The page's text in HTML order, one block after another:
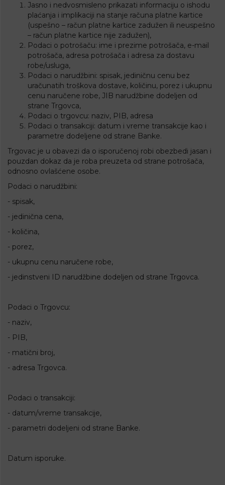
Jasno i nedvosmisleno prikazati informaciju o ishodu
plaćanja i implikaciji na stanje računa platne kartice
(uspešno – račun platne kartice zadužen ili neuspešno
– račun platne kartice nije zadužen),
Podaci o potrošaču: ime i prezime potrošača, e-mail
potrošača, adresa potrošača i adresa za dostavu
robe/usluga,
Podaci o narudžbini: spisak, jediničnu cenu bez
uračunatih troškova dostave, količinu, porez i ukupnu
cenu naručene robe, JIB narudžbine dodeljen od
strane Trgovca,
Podaci o trgovcu: naziv, PIB, adresa
Podaci o transakciji: datum i vreme transakcije kao i
parametre dodeljene od strane Banke.
Trgovac je u obavezi da o isporučenoj robi obezbedi jasan i
pouzdan dokaz da je roba preuzeta od strane potrošača,
odnosno ovlašćene osobe.
Podaci o narudžbini:
- spisak,
- jedinična cena,
- količina,
- porez,
- ukupnu cenu naručene robe,
- jedinstveni ID narudžbine dodeljen od strane Trgovca.
Podaci o Trgovcu:
- naziv,
- PIB,
- matični broj,
- adresa Trgovca.
Podaci o transakciji:
- datum/vreme transakcije,
- parametri dodeljeni od strane Banke.
Datum isporuke.